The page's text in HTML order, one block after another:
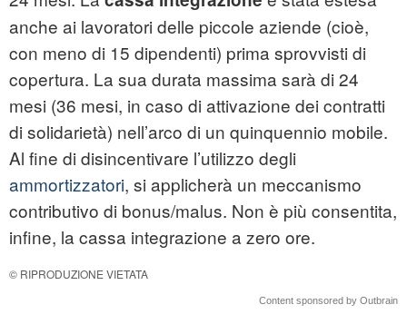
anche ai lavoratori delle piccole aziende (cioè,
con meno di 15 dipendenti) prima sprovvisti di
copertura. La sua durata massima sarà di 24
mesi (36 mesi, in caso di attivazione dei contratti
di solidarietà) nell’arco di un quinquennio mobile.
Al fine di disincentivare l’utilizzo degli
ammortizzatori, si applicherà un meccanismo
contributivo di bonus/malus. Non è più consentita,
infine, la cassa integrazione a zero ore.
© RIPRODUZIONE VIETATA
Content sponsored by Outbrain